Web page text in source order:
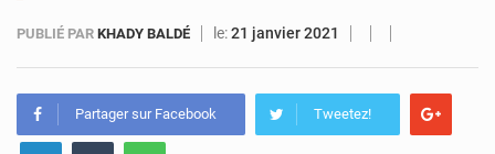
PUBLIÉ PAR KHADY BALDÉ le:21 janvier 2021
Partager sur Facebook Tweetez!